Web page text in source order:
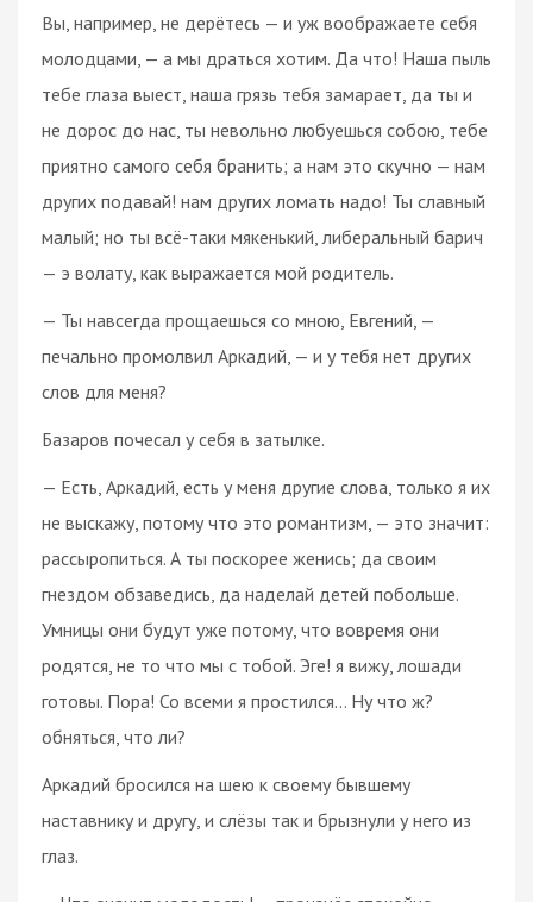
Вы, например, не дерётесь — и уж воображаете себя
молодцами, — а мы драться хотим. Да что! Наша пыль
тебе глаза выест, наша грязь тебя замарает, да ты и
не дорос до нас, ты невольно любуешься собою, тебе
приятно самого себя бранить; а нам это скучно — нам
других подавай! нам других ломать надо! Ты славный
малый; но ты всё-таки мякенький, либеральный барич
— э волату, как выражается мой родитель.
— Ты навсегда прощаешься со мною, Евгений, —
печально промолвил Аркадий, — и у тебя нет других
слов для меня?
Базаров почесал у себя в затылке.
— Есть, Аркадий, есть у меня другие слова, только я их
не выскажу, потому что это романтизм, — это значит:
рассыропиться. А ты поскорее женись; да своим
гнездом обзаведись, да наделай детей побольше.
Умницы они будут уже потому, что вовремя они
родятся, не то что мы с тобой. Эге! я вижу, лошади
готовы. Пора! Со всеми я простился… Ну что ж?
обняться, что ли?
Аркадий бросился на шею к своему бывшему
наставнику и другу, и слёзы так и брызнули у него из
глаз.